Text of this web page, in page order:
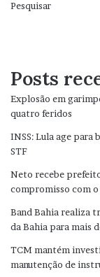
Pesquisar
Posts
Explosão em
quatro feridos
INSS: Lula age
STF
Neto recebe
compromisso com
Band Bahia realiza
da Bahia para mais
TCM mantém
manutenção de